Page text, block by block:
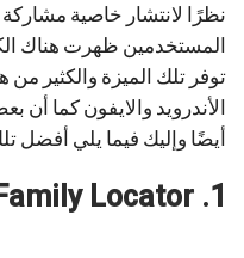
نظرًا لانتشار خاصية
المستخدمين ظهرت هناك
توفر تلك الميزة والكثير
الأندرويد والايفون كما أن
أيضًا وإليك فيما يلي أفضل
1. FamiSafe Family Locator